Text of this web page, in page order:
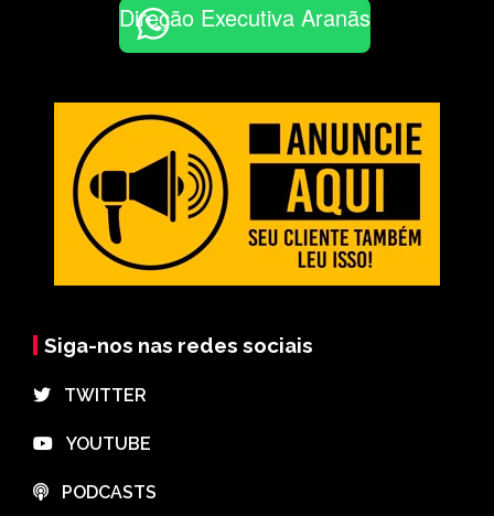
Direção Executiva Aranãs
Siga-nos nas redes sociais
⠀TWITTER
⠀YOUTUBE
⠀PODCASTS